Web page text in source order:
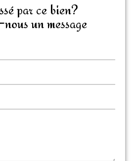
par ce bien?
un message